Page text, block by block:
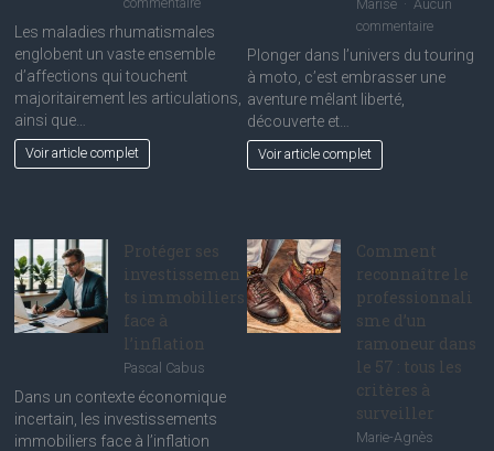
détaillée
maladies
rhumatismales
Les maladies rhumatismales
englobent un vaste ensemble
d’affections qui touchent
majoritairement les articulations,
ainsi que…
Voir article complet
Marise
Aucun
commentairesur
le
touring
Plonger dans l’univers du touring
à moto, c’est embrasser une
aventure mêlant liberté,
découverte et…
Voir article complet
Protéger ses
investissemen
ts immobiliers
face à
l’inflation
Pascal Cabus
Dans un contexte économique
incertain, les investissements
immobiliers face à l’inflation
Comment
reconnaître le
professionnali
sme d’un
ramoneur dans
le 57 : tous les
critères à
surveiller
Marie-Agnès